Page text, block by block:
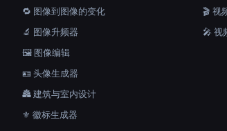
🔁 图像到图像的变化
🔬 图像升频器
🖼️ 图像编辑
🪪 头像生成器
🏯 建筑与室内设计
⚜️ 徽标生成器
🎬 视
🎤 视